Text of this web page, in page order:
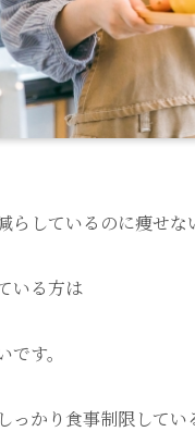
らしているのに痩せな
いる方は
です。
っかり食事制限してい